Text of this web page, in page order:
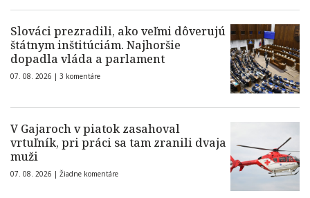
Slováci prezradili, ako veľmi dôverujú
štátnym inštitúciám. Najhoršie
dopadla vláda a parlament
07. 08. 2026 | 3 komentáre
V Gajaroch v piatok zasahoval
vrtuľník, pri práci sa tam zranili dvaja
muži
07. 08. 2026 | Žiadne komentáre